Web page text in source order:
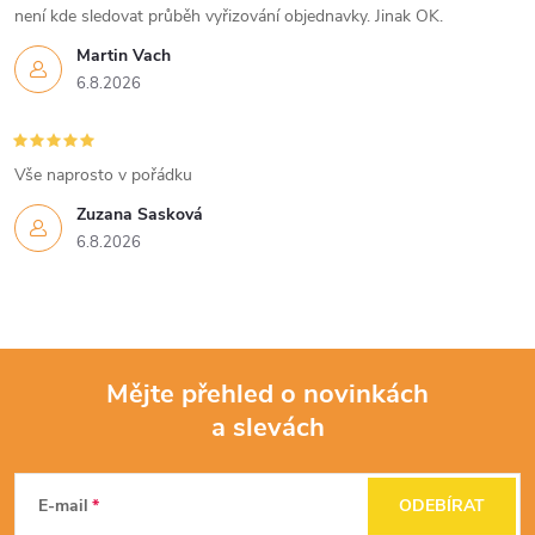
Martin Vach
6.8.2026
není kde sledovat průběh vyřizování objednavky. Jinak OK.
Zuzana Sasková
6.8.2026
Vše naprosto v pořádku
Mějte přehled o novinkách
a slevách
E-mail ODEBÍRAT